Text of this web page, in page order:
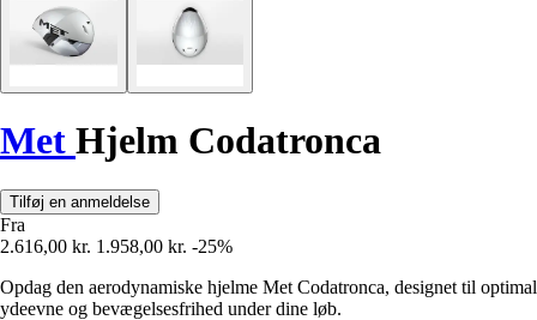
Met Hjelm Codatronca
Tilføj en anmeldelse
Fra
2.616,00 kr. 1.958,00 kr. -25%
Opdag den aerodynamiske hjelme Met Codatronca, designet til optimal
ydeevne og bevægelsesfrihed under dine løb.